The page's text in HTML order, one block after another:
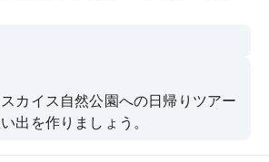
カイス自然公園への日帰りツアー
出を作りましょう。
華絢爛な建築美を堪能してくださ